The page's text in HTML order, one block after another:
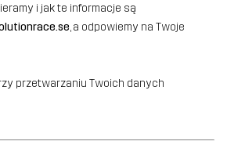
i jak te informacje są
, a odpowiemy na Twoje
przetwarzaniu Twoich danych